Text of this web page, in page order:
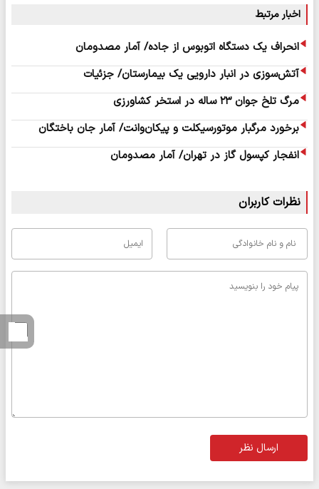
اخبار مرتبط
انحراف یک دستگاه اتوبوس از جاده/ آمار مصدومان
آتش‌سوزی در انبار دارویی یک بیمارستان/ جزئیات
مرگ تلخ جوان ۲۳ ساله در استخر کشاورزی
برخورد مرگبار موتورسیکلت و پیکان‌وانت/ آمار جان باختگان
انفجار کپسول گاز در تهران/ آمار مصدومان
نظرات کاربران
ارسال نظر